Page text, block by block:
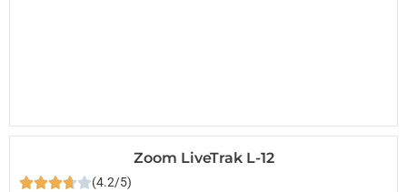
Zoom LiveTrak L-12
(4.2/5)